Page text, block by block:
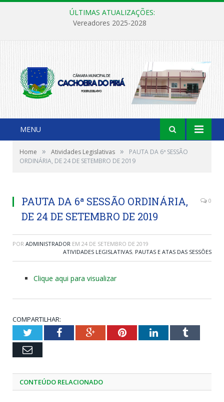
ÚLTIMAS ATUALIZAÇÕES:
Vereadores 2025-2028
MENU
Home » Atividades Legislativas »
PAUTA DA 6ª SESSÃO
ORDINÁRIA, DE 24 DE SETEMBRO DE 2019
PAUTA DA 6ª SESSÃO ORDINÁRIA,
DE 24 DE SETEMBRO DE 2019
0
POR ADMINISTRADOR EM 24 DE SETEMBRO DE 2019
ATIVIDADES LEGISLATIVAS, PAUTAS E ATAS DAS SESSÕES
Clique aqui para visualizar
COMPARTILHAR:
TwitterFacebookGoogle+PinterestLinkedInTumblr
Email
CONTEÚDO RELACIONADO